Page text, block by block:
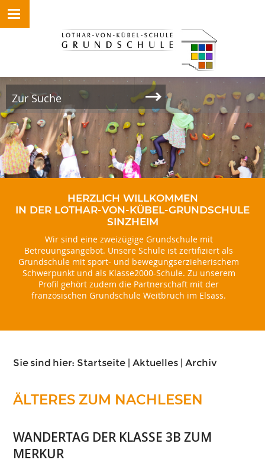
HERZLICH WILLKOMMEN
IN DER LOTHAR-VON-KÜBEL-GRUNDSCHULE
SINZHEIM
Wir sind eine zweizügige Grundschule mit
Betreuungsangebot. Unsere Schule ist zertifiziert als
Grundschule mit sport- und bewegungserzieherischem
Schwerpunkt und als Klasse2000-Schule. Zu unserem
Profil gehört zudem die Partnerschaft mit der
französischen Grundschule Weitbruch im Elsass.
Sie sind hier: Startseite Aktuelles Archiv
ÄLTERES ZUM NACHLESEN
WANDERTAG DER KLASSE 3B ZUM
MERKUR